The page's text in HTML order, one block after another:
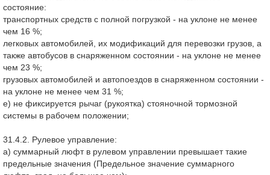
состояние:
транспортных средств с полной погрузкой - на уклоне не менее
чем 16 %;
легковых автомобилей, их модификаций для перевозки грузов, а
также автобусов в снаряженном состоянии - на уклоне не менее
чем 23 %;
грузовых автомобилей и автопоездов в снаряженном состоянии -
на уклоне не менее чем 31 %;
е) не фиксируется рычаг (рукоятка) стояночной тормозной
системы в рабочем положении;
31.4.2. Рулевое управление:
а) суммарный люфт в рулевом управлении превышает такие
предельные значения (Предельное значение суммарного